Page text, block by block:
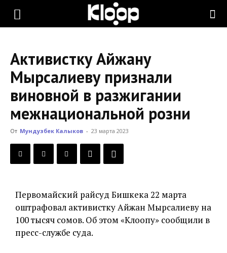
KLOOP.KG
Новости
Кыргызстана
Активистку Айжану
Мырсалиеву признали
виновной в разжигании
межнациональной розни
От Мундузбек Калыков - 23 марта 2023
Первомайский райсуд Бишкека 22 марта
оштрафовал активистку Айжан Мырсалиеву на
100 тысяч сомов. Об этом «Клоопу» сообщили в
пресс-службе суда.